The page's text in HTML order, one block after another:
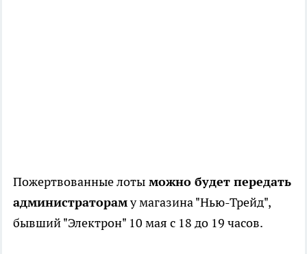
Пожертвованные лоты можно будет передать
администратораму магазина "Нью-Трейд",
бывший "Электрон" 10 мая с 18 до 19 часов.